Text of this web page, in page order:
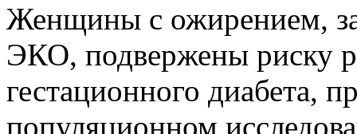
Женщины с ожирением,
ЭКО, подвержены риску
гестационного диабета,
популяционном